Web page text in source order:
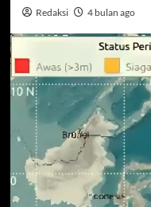
Redaksi 4 bulan ago